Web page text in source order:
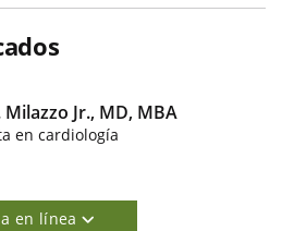
destacados
Milazzo Jr., MD, MBA
en cardiología
en línea